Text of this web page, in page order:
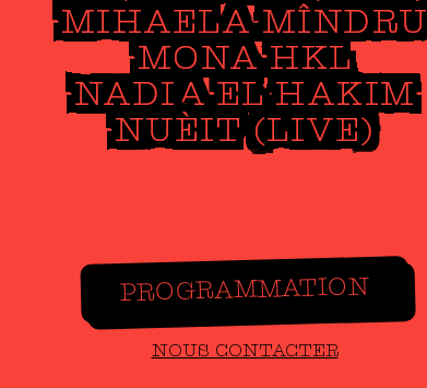
MIHAELA MÎNDRU
MONA HKL
NADIA EL HAKIM
NUÈIT (LIVE)
PROGRAMMATION
NOUS CONTACTER